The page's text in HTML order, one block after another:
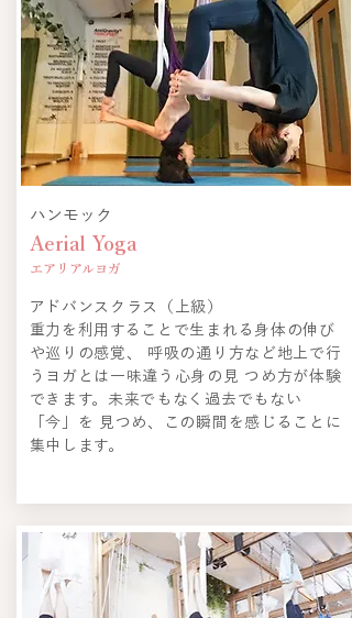
ハンモック
Aerial Yoga
エアリアルヨガ
アドバンスクラス（上級）
重力を利用することで生まれる身体の伸び
や巡りの感覚、 呼吸の通り方など地上で行
うヨガとは一味違う心身の見 つめ方が体験
できます。未来でもなく過去でもない
「今」を 見つめ、この瞬間を感じることに
集中します。